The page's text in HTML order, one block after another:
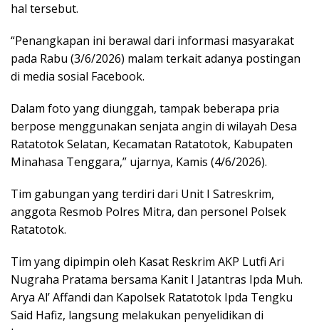
hal tersebut.
“​Penangkapan ini berawal dari informasi masyarakat
pada Rabu (3/6/2026) malam terkait adanya postingan
di media sosial Facebook.
Dalam foto yang diunggah, tampak beberapa pria
berpose menggunakan senjata angin di wilayah Desa
Ratatotok Selatan, Kecamatan Ratatotok, Kabupaten
Minahasa Tenggara,” ujarnya, Kamis (4/6/2026).
​Tim gabungan yang terdiri dari Unit I Satreskrim,
anggota Resmob Polres Mitra, dan personel Polsek
Ratatotok.
Tim yang dipimpin oleh Kasat Reskrim AKP Lutfi Ari
Nugraha Pratama bersama Kanit I Jatantras Ipda Muh.
Arya Al’ Affandi dan Kapolsek Ratatotok Ipda Tengku
Said Hafiz, langsung melakukan penyelidikan di